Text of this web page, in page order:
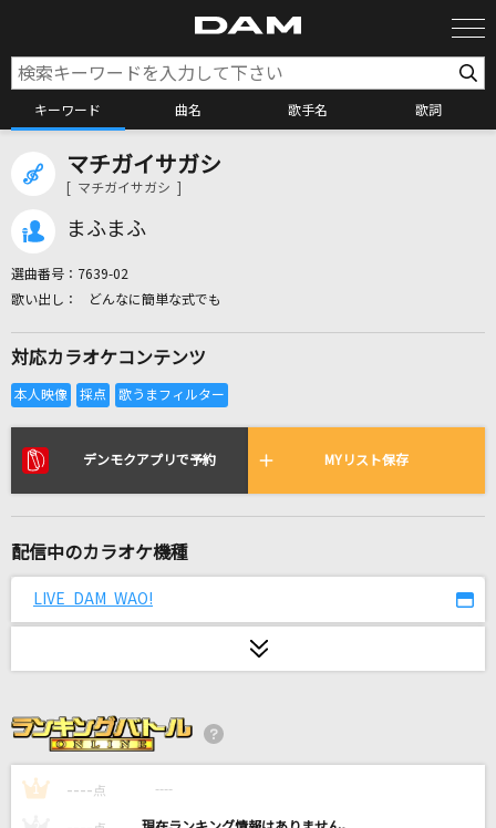
キーワード 曲名 歌手名 歌詞
カラオケ検索
全国りれき
リアルタイムで歌われている曲の一覧
僕のかわい子ちゃん
マリーゴールド
爆笑
syudou
マチガイサガシ
[ マチガイサガシ ]
まふまふ
選曲番号： 7639-02
どんなに簡単な式でも
対応カラオケコンテンツ
デンモクアプリで予約 MYリスト保存
配信中のカラオケ機種
LIVE DAM WAO!
1 ---- 点 ----